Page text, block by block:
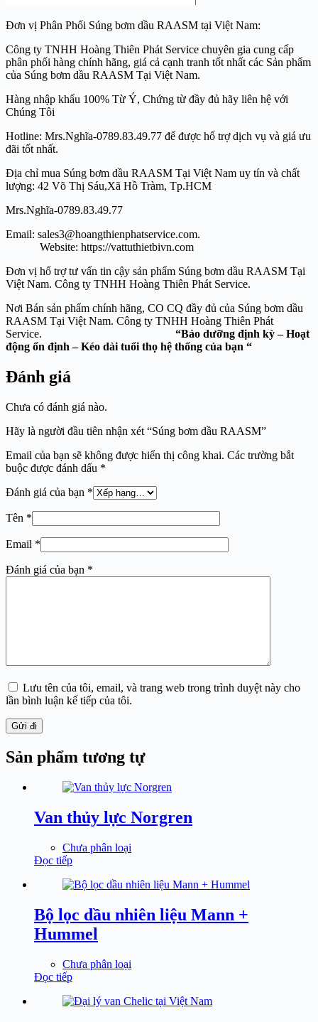
Đơn vị Phân Phối Súng bơm dầu RAASM tại Việt Nam:
Công ty TNHH Hoàng Thiên Phát Service chuyên gia cung cấp
phân phối hàng chính hãng, giá cả cạnh tranh tốt nhất các Sản phẩm
của Súng bơm dầu RAASM Tại Việt Nam.
Hàng nhập khẩu 100% Từ Ý, Chứng từ đầy đủ hãy liên hệ với
Chúng Tôi
Hotline: Mrs.Nghĩa-0789.83.49.77 để được hổ trợ dịch vụ và giá ưu
đãi tốt nhất.
Địa chỉ mua Súng bơm dầu RAASM Tại Việt Nam uy tín và chất
lượng: 42 Võ Thị Sáu,Xã Hồ Tràm, Tp.HCM
Mrs.Nghĩa-0789.83.49.77
Email: sales3@hoangthienphatservice.com.
Website: https://vattuthietbivn.com
Đơn vị hổ trợ tư vấn tin cậy sản phẩm Súng bơm dầu RAASM Tại
Việt Nam. Công ty TNHH Hoàng Thiên Phát Service.
Nơi Bán sản phẩm chính hãng, CO CQ đầy đủ của Súng bơm dầu
RAASM Tại Việt Nam. Công ty TNHH Hoàng Thiên Phát
Service.
“Bảo dưỡng định kỳ – Hoạt
động ổn định – Kéo dài tuổi thọ hệ thống của bạn “
Đánh giá
Chưa có đánh giá nào.
Hãy là người đầu tiên nhận xét “Súng bơm dầu RAASM”
Email của bạn sẽ không được hiển thị công khai. Các trường bắt
buộc được đánh dấu *
Đánh giá của bạn *
Tên *
Email *
Đánh giá của bạn *
Lưu tên của tôi, email, và trang web trong trình duyệt này cho
lần bình luận kế tiếp của tôi.
Gửi đi
Sản phẩm tương tự
Van thủy lực Norgren
Chưa phân loại
Đọc tiếp
Bộ lọc dầu nhiên liệu Mann +
Hummel
Chưa phân loại
Đọc tiếp